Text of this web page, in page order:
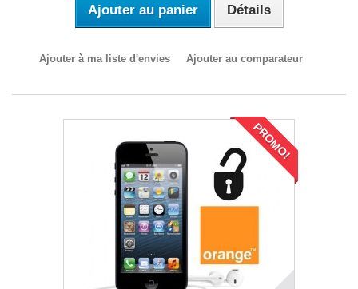
Ajouter au panier Détails
Ajouter à ma liste d'envies Ajouter au comparateur
PROMO!